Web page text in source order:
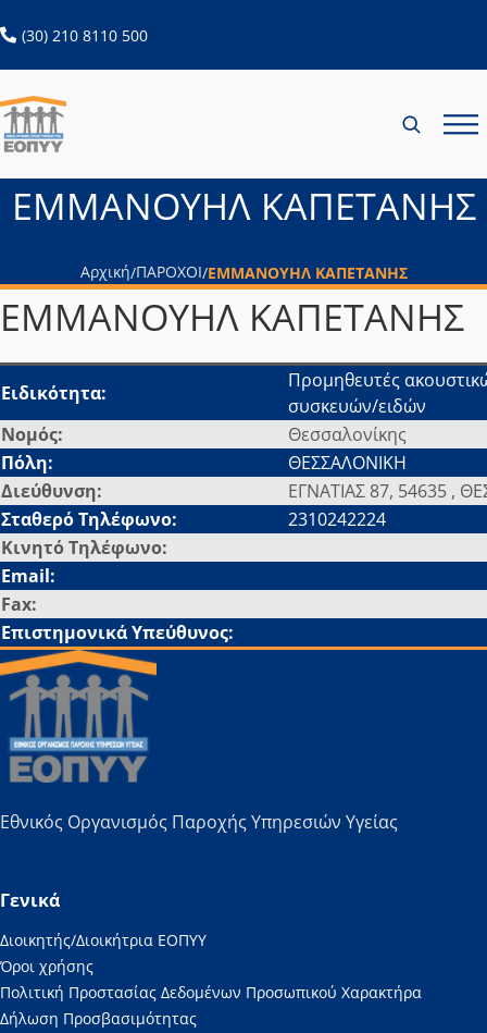
(30) 210 8110 500ανοίγει σε νέα καρτέλα
ΕΜΜΑΝΟΥΗΛ ΚΑΠΕΤΑΝΗΣ
Αρχική/ΠΑΡΟΧΟΙ/ΕΜΜΑΝΟΥΗΛ ΚΑΠΕΤΑΝΗΣ
ΕΜΜΑΝΟΥΗΛ ΚΑΠΕΤΑΝΗΣ
Ειδικότητα:
Προμηθευτές
συσκευών/ειδών
Νομός:
Θεσσαλονίκης
Πόλη:
ΘΕΣΣΑΛΟΝΙΚΗ
Διεύθυνση:
ΕΓΝΑΤΙΑΣ 87, 54635 ,
Σταθερό Τηλέφωνο:
2310242224
Κινητό Τηλέφωνο:
Email:
Fax:
Επιστημονικά Υπεύθυνος:
Εθνικός Οργανισμός Παροχής Υπηρεσιών Υγείας
Γενικά
Διοικητής/Διοικήτρια ΕΟΠΥΥ
Όροι χρήσης
Πολιτική Προστασίας Δεδομένων Προσωπικού Χαρακτήρα
Δήλωση Προσβασιμότητας